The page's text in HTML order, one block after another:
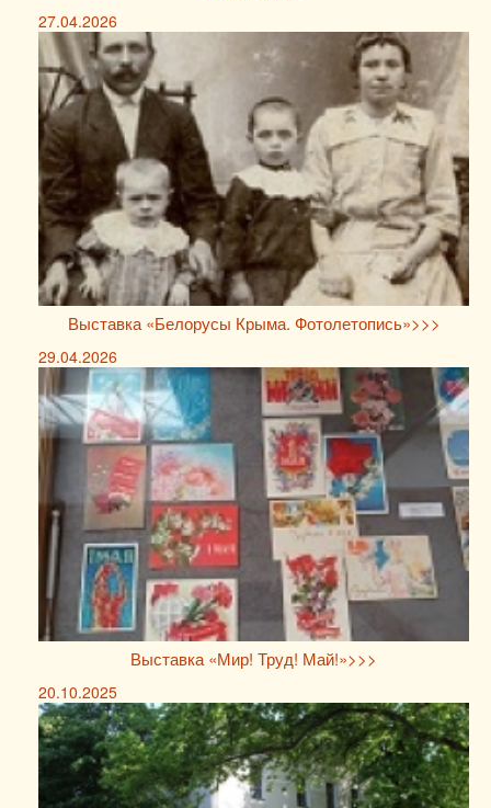
27.04.2026
Выставка «Белорусы Крыма. Фотолетопись»>>>
29.04.2026
Выставка «Мир! Труд! Май!»>>>
20.10.2025